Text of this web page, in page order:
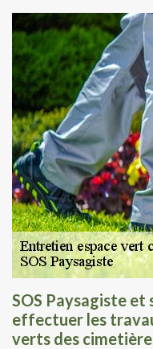
SOS Paysagiste
effectuer les
verts des